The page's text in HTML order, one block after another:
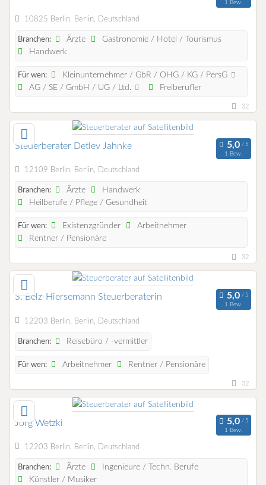
1 Bew.
10825 Berlin, Berlin, Deutschland
Branchen: Ärzte
Gastronomie / Hotel / Tourismus
Handwerk
Für wen:
Kleinunternehmer / GbR / OHG / KG / PersG
AG / SE / GmbH / UG / Ltd.
Freiberufler
32
Steuerberater Detlev Jahnke
1 Bew.
12109 Berlin, Berlin, Deutschland
Branchen: Ärzte
Handwerk
Heilberufe / Pflege / Gesundheit
Für wen: Existenzgründer
Arbeitnehmer
Rentner / Pensionäre
32
S. Belz-Hiersemann Steuerberaterin
1 Bew.
12203 Berlin, Berlin, Deutschland
Branchen: Reisebüro / -vermittler
Für wen: Arbeitnehmer Rentner / Pensionäre
32
Jörg Wetzki
1 Bew.
12203 Berlin, Berlin, Deutschland
Branchen: Ärzte
Ingenieure / Techn. Berufe
Künstler / Musiker